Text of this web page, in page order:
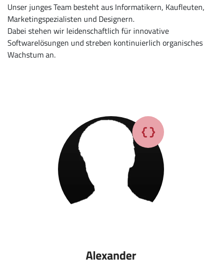
Unser junges Team besteht aus Informatikern, Kaufleuten,
Marketingspezialisten und Designern.
Dabei stehen wir leidenschaftlich für innovative
Softwarelösungen und streben kontinuierlich organisches
Wachstum an.
Alexander